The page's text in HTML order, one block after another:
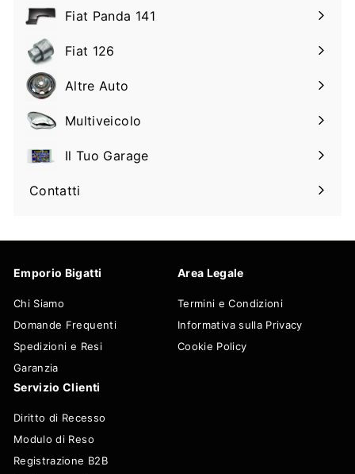
il
sottomenu
Fiat Panda 141
Espandi
il
sottomenu
Fiat 126
Espandi
il
sottomenu
Altre Auto
Espandi
il
sottomenu
Multiveicolo
Espandi
il
sottomenu
Il Tuo Garage
Espandi
il
Contatti
Emporio Bigatti
Chi Siamo
Domande Frequenti
Spedizioni e Resi
Garanzia
Area Legale
Termini e Condizioni
Informativa sulla Privacy
Cookie Policy
Servizio Clienti
Diritto di Recesso
Modulo di Reso
Registrazione B2B